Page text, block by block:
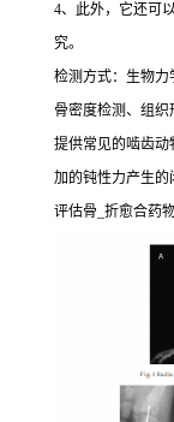
4、此外，它还可
究。
检测方式：生物力
骨密度检测、组织
提供常见的啮齿动
加的钝性力产生
评估骨_折愈合药